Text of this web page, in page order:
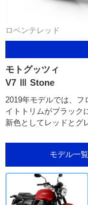
ロベンテレッド
モトグッツィ
V7 Ⅲ Stone
2019年モデルでは、フ
イトトリムがブラック
新色としてレッドとグ
モデル一覧